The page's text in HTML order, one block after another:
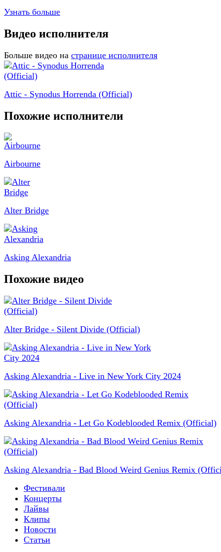
Узнать больше
Видео исполнителя
Больше видео на странице исполнителя
Attic - Synodus Horrenda (Official)
Похожие исполнители
Airbourne
Alter Bridge
Asking Alexandria
Похожие видео
Alter Bridge - Silent Divide (Official)
Asking Alexandria - Live in New York City 2024
Asking Alexandria - Let Go Kodeblooded Remix (Official)
Asking Alexandria - Bad Blood Weird Genius Remix
Фестивали
Концерты
Лайвы
Клипы
Новости
Статьи